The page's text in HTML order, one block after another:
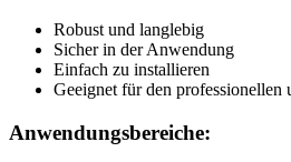
Robust und langlebig
Sicher in der Anwendung
Einfach zu installieren
Geeignet für den professionellen
Anwendungsbereiche: